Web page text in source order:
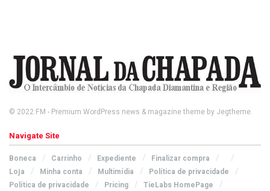
© 2022 FM - Premium WordPress news & magazine theme by Jegtheme.
Navigate Site
Boneca Carrinho Expediente
Finalizar compra
Loja
Minha conta Multimídia
Política de privacidade
Política de privacidade
Pricing TieLabs HomePage